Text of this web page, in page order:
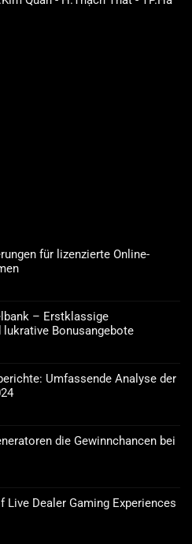
für lizenzierte Online-
Anforderungen– Erstklassige
Bonusangebote
Umfassende Analyse der
Casino-
die Gewinnchancen bei
Zufallszahlengeneratoren
Live Dealer Gaming Experiences